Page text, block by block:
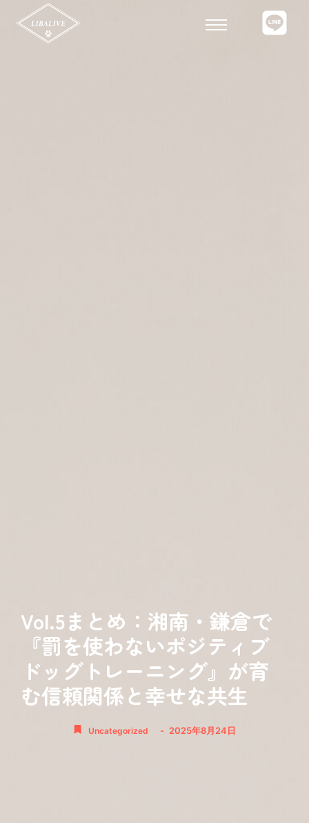
Vol.5まとめ：湘南・鎌倉で
『罰を使わないポジティブ
ドッグトレーニング』が育
む信頼関係と幸せな共生
Uncategorized - 2025年8月24日